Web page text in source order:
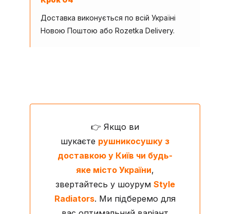
Доставка виконується по всій Україні
Новою Поштою або Rozetka Delivery.
👉 Якщо ви
шукаєте рушникосушку з
доставкою у Київ чи будь-
яке місто України,
звертайтесь у шоурум Style
Radiators. Ми підберемо для